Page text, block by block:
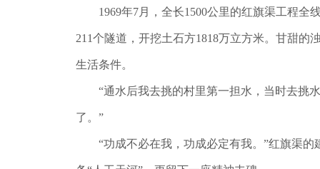
1969年7月，全长1500公里的红旗渠工程全
211个隧道，开挖土石方1818万立方米。甘甜
生活条件。
“通水后我去挑的村里第一担水，当时去挑水
了。”
“功成不必在我，功成必定有我。”红旗渠的